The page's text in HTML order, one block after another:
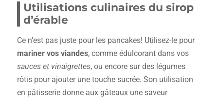
Utilisations culinaires du sirop
d’érable
Ce n’est pas juste pour les pancakes! Utilisez-le pour
mariner vos viandes, comme édulcorant dans vos
sauces et vinaigrettes, ou encore sur des légumes
rôtis pour ajouter une touche sucrée. Son utilisation
en pâtisserie donne aux gâteaux une saveur